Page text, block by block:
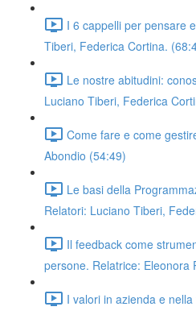
I 6 cappelli per pensare
Tiberi, Federica Cortina.
Le nostre abitudini:
Luciano Tiberi, Federica
Come fare e come
Abondio (54:49)
Le basi della
Relatori: Luciano Tiberi,
Il feedback come
persone. Relatrice: Eleonora
I valori in azienda e